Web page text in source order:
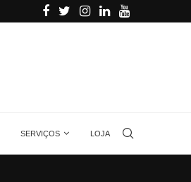
Voltagem no Brasil: por que não existe um...
SERVIÇOS LOJA